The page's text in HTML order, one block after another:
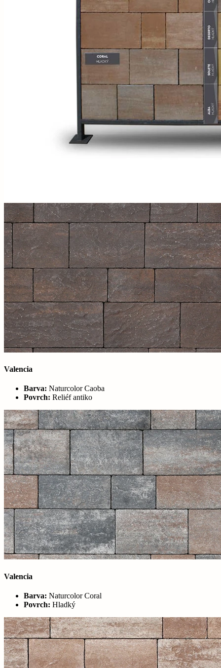
Valencia
Barva: Naturcolor Caoba
Povrch: Reliéf antiko
Valencia
Barva: Naturcolor Coral
Povrch: Hladký